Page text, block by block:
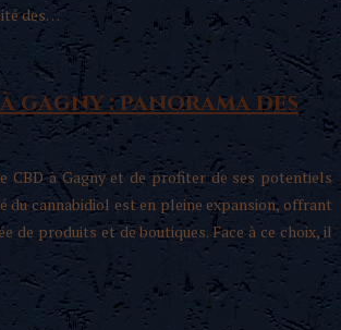
des…
gagny : panorama des
CBD à Gagny et de profiter de ses potentiels
du cannabidiol est en pleine expansion, offrant
de produits et de boutiques. Face à ce choix, il